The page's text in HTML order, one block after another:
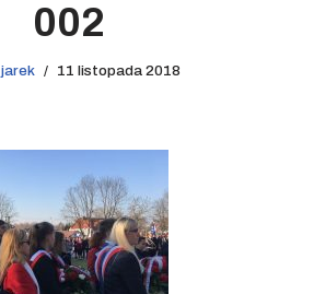
002
jarek 11 listopada 2018